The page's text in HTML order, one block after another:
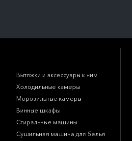
Вытяжки и аксессуары к ним
Холодильные камеры
Морозильные камеры
Винные шкафы
Стиральные машины
Сушильная машина для белья